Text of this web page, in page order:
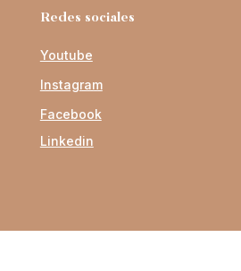
Redes sociales
Youtube
Instagram
Facebook
Linkedin